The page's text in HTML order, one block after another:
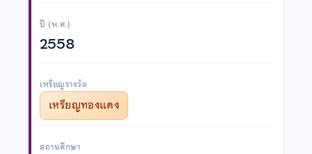
ปี (พ.ศ.)
2558
เหรียญรางวัล
เหรียญทองแดง
สถานศึกษา